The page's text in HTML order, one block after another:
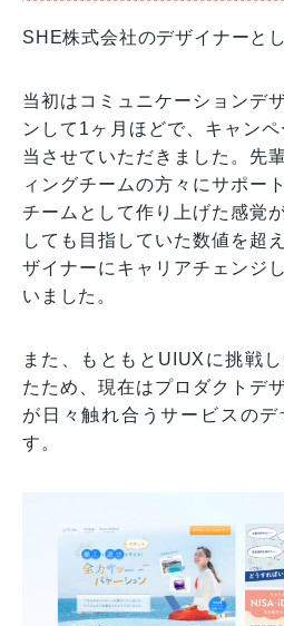
SHE株式会社のデザイナーと
当初はコミュニケーションデ
ンして1ヶ月ほどで、キャン
当させていただきました。先
ィングチームの方々にサポー
チームとして作り上げた感覚
しても目指していた数値を超
ザイナーにキャリアチェンジ
いました。
また、もともとUIUXに挑戦
たため、現在はプロダクトデ
が日々触れ合うサービスのデ
す。